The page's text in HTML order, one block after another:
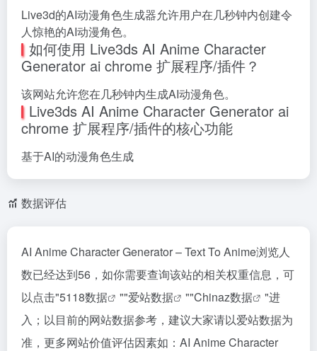
Live3d的AI动漫角色生成器允许用户在几秒钟内创建令
人惊艳的AI动漫角色。
如何使用 Live3ds AI Anime Character
Generator ai chrome 扩展程序/插件？
该网站允许您在几秒钟内生成AI动漫角色。
Live3ds AI Anime Character Generator ai
chrome 扩展程序/插件的核心功能
基于AI的动漫角色生成
数据评估
AI Anime Character Generator – Text To Anime浏览人
数已经达到56，如你需要查询该站的相关权重信息，可
以点击"5118数据 ""爱站数据 ""Chinaz数据
"进
入；以目前的网站数据参考，建议大家请以爱站数据为
准，更多网站价值评估因素如：AI Anime Character